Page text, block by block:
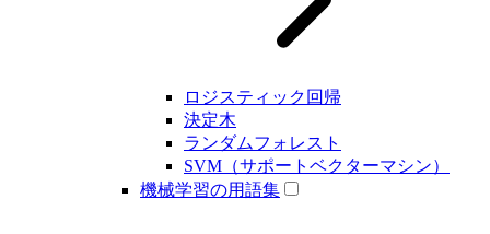
ロジスティック回帰
決定木
ランダムフォレスト
SVM（サポートベクターマシン）
機械学習の用語集